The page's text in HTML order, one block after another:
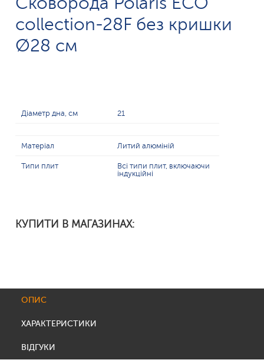
collection-28F без кришки
Ø28 см
Діаметр дна, см 21
Матеріал Литий алюміній
Типи плит
Всі типи плит, включаючи
індукційні
КУПИТИ В МАГАЗИНАХ:
ОПИС
ХАРАКТЕРИСТИКИ
ВІДГУКИ